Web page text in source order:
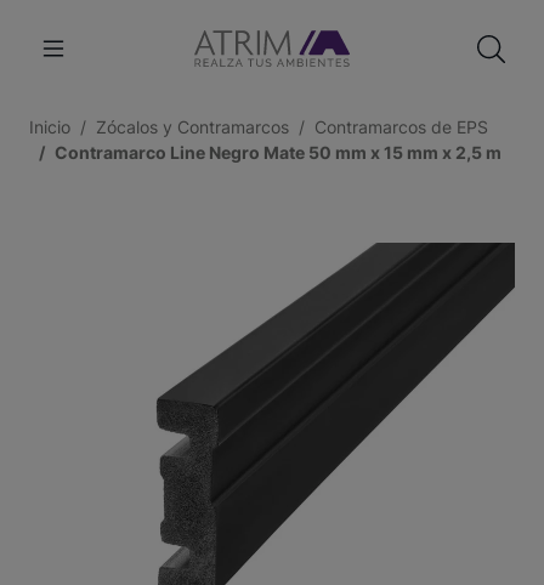
Inicio Zócalos y Contramarcos
Contramarcos de EPS
Contramarco Line Negro Mate 50 mm x 15 mm x 2,5 m